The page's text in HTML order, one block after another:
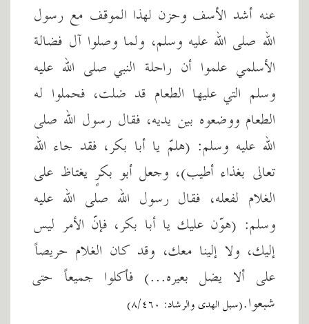
عنه أشد الأسف وحزن لهذا الموقف مع رسول
الله صلى الله عليه وسلم، ولما وصلوا آل فضالة
الأسلمي علموا أن راحلة النبي صلى الله عليه
وسلم التي عليها الطعام قد ضلت، فحملوا له
الطعام ووضعوه بين يديه، فقال رسول الله صلى
الله عليه وسلم: (هلمّ يا أبا بكر، فقد جاء الله
تعالى بغذاء أطيب)، وجعل أبو بكرٍ يغتاظ على
الغلام لفعله، فقال رسول الله صلى الله عليه
وسلم: (هوّن عليك يا أبا بكر، فإنّ الأمر ليس
إليك، ولا إلينا معك، وقد كان الغلام حريصاً
على ألا يضل بعيره...) فأكلوا جميعاً حتى
شبعوا.(سبل الهدى والرشاد: ٨/٤٦٠)